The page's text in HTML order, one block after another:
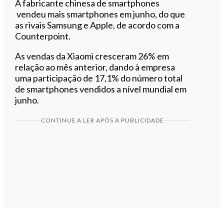
A fabricante chinesa de smartphones
vendeu mais smartphones em junho, do que
as rivais Samsung e Apple, de acordo com a
Counterpoint.
As vendas da Xiaomi cresceram 26% em
relação ao mês anterior, dando à empresa
uma participação de 17,1% do número total
de smartphones vendidos a nível mundial em
junho.
CONTINUE A LER APÓS A PUBLICIDADE